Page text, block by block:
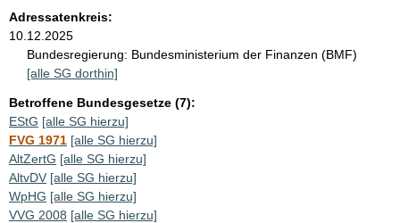
Adressatenkreis:
10.12.2025
Bundesregierung: Bundesministerium der Finanzen (BMF)
[alle SG dorthin]
Betroffene Bundesgesetze (7):
EStG [alle SG hierzu]
FVG 1971 [alle SG hierzu]
AltZertG [alle SG hierzu]
AltvDV [alle SG hierzu]
WpHG [alle SG hierzu]
VVG 2008 [alle SG hierzu]